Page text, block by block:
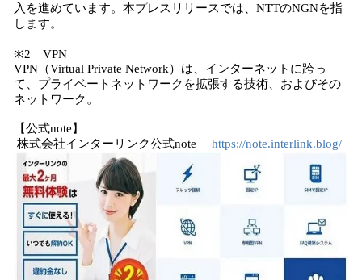
入を進めています。本プレスリリースでは、NTTのNGNを指
します。
※2 VPN
VPN（Virtual Private Network）は、インターネットに跨っ
て、プライベートネットワークを拡張する技術、およびその
ネットワーク。
【公式note】
株式会社インターリンク公式note https://note.interlink.blog/